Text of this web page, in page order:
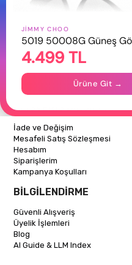
HAKKIMIZDA
Hakkımızda
Gizlilik Politikası
İletişim
ALIŞVERİŞ BİLGİLERİ
İade ve Değişim
Mesafeli Satış Sözleşmesi
Hesabım
Siparişlerim
Kampanya Koşulları
BİLGİLENDİRME
Güvenli Alışveriş
Üyelik İşlemleri
Blog
AI Guide & LLM Index
JIMMY CHOO
5019 50008G Güneş
4.499 TL
Ürüne Git →